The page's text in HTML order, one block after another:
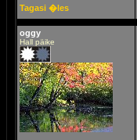
Tagasi �les
oggy
Hall päike